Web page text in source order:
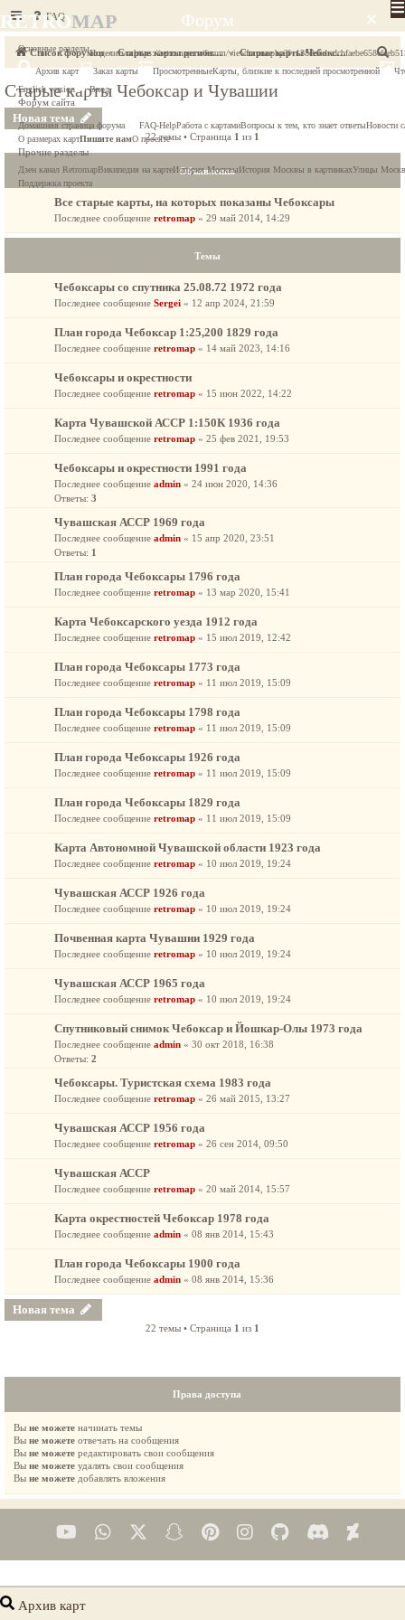
RETROMAP Форум ×
Основные разделыПоделитьсяhttps://retromap.ru/forum/
Архив карт
Заказ карты ПросмотренныеКарты, близкие к последней просмотренной
English version
Вход
Форум сайта
Домашняя страница форума FAQ-HelpРабота с картамиВопросы к тем, кто знает ответыНовости
О размерах картПишите намО проекте
Прочие разделы
Дзен канал RetromapВикипедия на картеИстория МосквыИстория Москвы в картинкахУлицы
Поддержка проекта
FAQ
Список форумов Старые карты регионов России Старые карты Чебоксар и Чувашии
П
о
Старые карты Чебоксар и Чувашии
Новая тема
22 темы • Страница 1 из 1
Объявления
Все старые карты, на которых показаны Чебоксары
Последнее сообщение retromap « 29 май 2014, 14:29
Темы
Чебоксары со спутника 25.08.72 1972 года
Последнее сообщение Sergei « 12 апр 2024, 21:59
Плaн гopoдa Чeбoкcap 1:25,200 1829 года
Последнее сообщение retromap « 14 май 2023, 14:16
Чебоксары и окрестности
Последнее сообщение retromap « 15 июн 2022, 14:22
Карта Чувашской АССР 1:150К 1936 года
Последнее сообщение retromap « 25 фев 2021, 19:53
Чебоксары и окрестности 1991 года
Последнее сообщение admin « 24 июн 2020, 14:36
Ответы: 3
Чувашская АССР 1969 года
Последнее сообщение admin « 15 апр 2020, 23:51
Ответы: 1
План города Чебоксары 1796 года
Последнее сообщение retromap « 13 мар 2020, 15:41
Карта Чебоксарского уезда 1912 года
Последнее сообщение retromap « 15 июл 2019, 12:42
План города Чебоксары 1773 года
Последнее сообщение retromap « 11 июл 2019, 15:09
План города Чебоксары 1798 года
Последнее сообщение retromap « 11 июл 2019, 15:09
План города Чебоксары 1926 года
Последнее сообщение retromap « 11 июл 2019, 15:09
План города Чебоксары 1829 года
Последнее сообщение retromap « 11 июл 2019, 15:09
Карта Автономной Чувашской области 1923 года
Последнее сообщение retromap « 10 июл 2019, 19:24
Чувашская АССР 1926 года
Последнее сообщение retromap « 10 июл 2019, 19:24
Почвенная карта Чувашии 1929 года
Последнее сообщение retromap « 10 июл 2019, 19:24
Чувашская АССР 1965 года
Последнее сообщение retromap « 10 июл 2019, 19:24
Спутниковый снимок Чебоксар и Йошкар-Олы 1973 года
Последнее сообщение admin « 30 окт 2018, 16:38
Ответы: 2
Чебоксары. Туристская схема 1983 года
Последнее сообщение retromap « 26 май 2015, 13:27
Чувашская АССР 1956 года
Последнее сообщение retromap « 26 сен 2014, 09:50
Чувашская АССР
Последнее сообщение retromap « 20 май 2014, 15:57
Карта окрестностей Чебоксар 1978 года
Последнее сообщение admin « 08 янв 2014, 15:43
План города Чебоксары 1900 года
Последнее сообщение admin « 08 янв 2014, 15:36
Новая тема
22 темы • Страница 1 из 1
Права доступа
Вы не можете начинать темы
Вы не можете отвечать на сообщения
Вы не можете редактировать свои сообщения
Вы не можете удалять свои сообщения
Вы не можете добавлять вложения
Архив карт